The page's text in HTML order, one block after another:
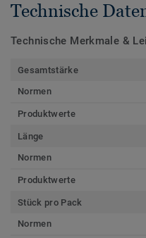
Technische
Technische Merkmale &
Gesamtstärke
Normen
Produktwerte
Länge
Normen
Produktwerte
Stück pro Pack
Normen